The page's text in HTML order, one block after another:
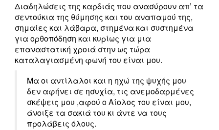
Διαδηλώσεις της καρδιάς που ανασύρουν απ’ τα
σεντούκια της θύμησης και του αναπαμού της,
σημαίες και λάβαρα, στημένα και συστημένα
για ορθοπόδηση και κυρίως για μια
επαναστατική χροιά στην ως τώρα
καταλαγιασμένη φωνή του είναι μου.
Μα οι αντίλαλοι και η ηχώ της ψυχής μου
δεν αφήνει σε ησυχία, τις ανεμοδαρμένες
σκέψεις μου ,αφού ο Αίολος του είναι μου,
άνοιξε τα σακιά του κι άντε να τους
προλάβεις όλους.